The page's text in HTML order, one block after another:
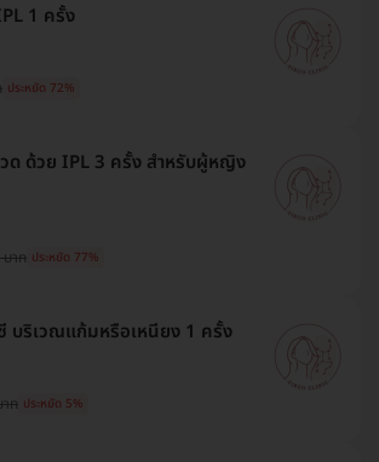
1 ครั้ง
ประหยัด 72%
ด ด้วย IPL 3 ครั้ง สำหรับผู้หญิง
าท ประหยัด 77%
บริเวณแก้มหรือเหนียง 1 ครั้ง
ท ประหยัด 5%